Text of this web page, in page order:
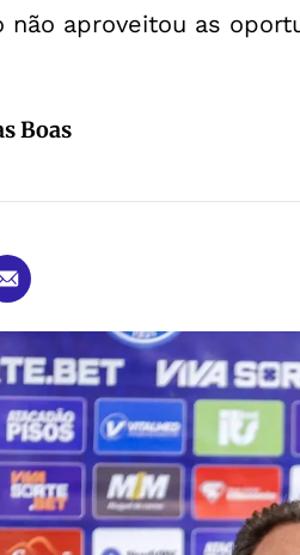
não aproveitou as
Boas